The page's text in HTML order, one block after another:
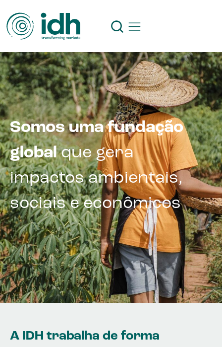
Somos uma fundação
globalque gera
impactos ambientais,
sociais e econômicos
A IDH trabalha de forma